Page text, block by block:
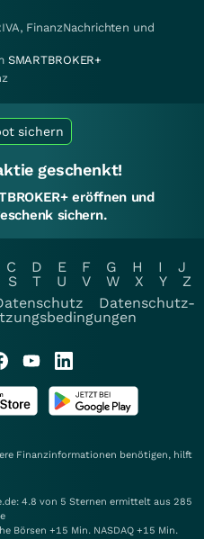
FinanzNachrichten und
SMARTBROKER+
sichern
geschenkt!
eröffnen und
sichern.
C D E F G H I
J
S T U V W X Y
Z
Datenschutz-
Finanzinformationen benötigen, hilft
4.8 von 5 Sternen ermittelt aus 285
Börsen +15 Min. NASDAQ +15 Min.